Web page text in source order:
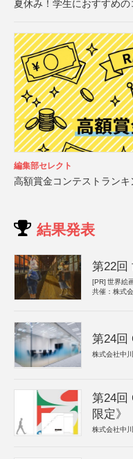
夏休み！学生におすすめ
編集部セレクト
高額賞金コンテストランキ
結果発表
第22回
[PR] 世界絵
共催：株式
第24回
株式会社中
第24回
限定》
株式会社中